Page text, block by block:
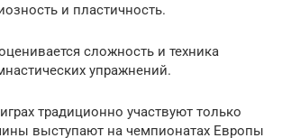
и пластичность.
сложность и техника
упражнений.
традиционно участвуют только
выступают на чемпионатах Европы